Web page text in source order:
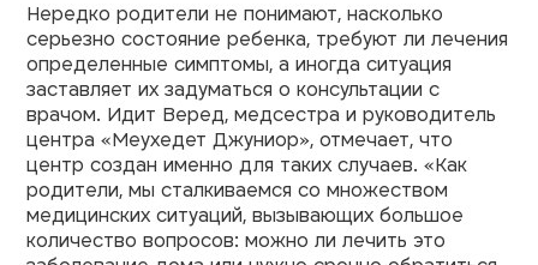
Нередко родители не понимают, насколько
серьезно состояние ребенка, требуют ли лечения
определенные симптомы, а иногда ситуация
заставляет их задуматься о консультации с
врачом. Идит Веред, медсестра и руководитель
центра «Меухедет Джуниор», отмечает, что
центр создан именно для таких случаев. «Как
родители, мы сталкиваемся со множеством
медицинских ситуаций, вызывающих большое
количество вопросов: можно ли лечить это